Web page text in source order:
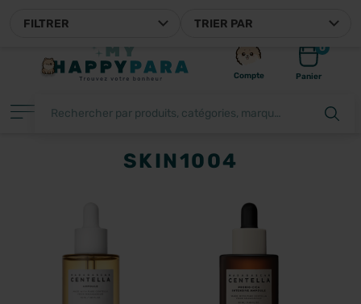
Compte
0
Panier
TRIER PAR
FILTRER
SKIN1004